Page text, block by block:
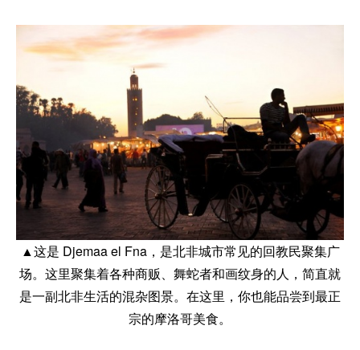
▲这是 Djemaa el Fna，是北非城市常见的回教民聚集广
场。这里聚集着各种商贩、舞蛇者和画纹身的人，简直就
是一副北非生活的混杂图景。在这里，你也能品尝到最正
宗的摩洛哥美食。